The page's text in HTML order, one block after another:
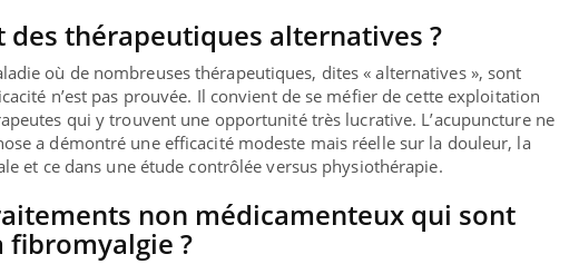
des thérapeutiques alternatives ?
où de nombreuses thérapeutiques, dites « alternatives », sont
n’est pas prouvée. Il convient de se méfier de cette exploitation
qui y trouvent une opportunité très lucrative. L’acupuncture ne
a démontré une efficacité modeste mais réelle sur la douleur, la
et ce dans une étude contrôlée versus physiothérapie.
non médicamenteux qui sont
fibromyalgie ?